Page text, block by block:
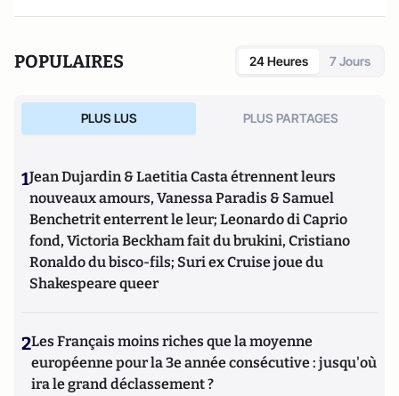
paradis ».
POPULAIRES 24 Heures 7 Jours
PLUS LUS PLUS PARTAGES
1Jean Dujardin & Laetitia Casta étrennent leurs
nouveaux amours, Vanessa Paradis & Samuel
Benchetrit enterrent le leur; Leonardo di Caprio
fond, Victoria Beckham fait du brukini, Cristiano
Ronaldo du bisco-fils; Suri ex Cruise joue du
Shakespeare queer
2Les Français moins riches que la moyenne
européenne pour la 3e année consécutive : jusqu'où
ira le grand déclassement ?